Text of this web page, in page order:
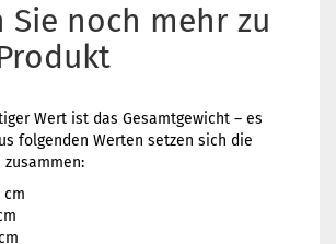
Sie noch mehr zu
Wert ist das Gesamtgewicht – es
folgenden Werten setzen sich die
cm